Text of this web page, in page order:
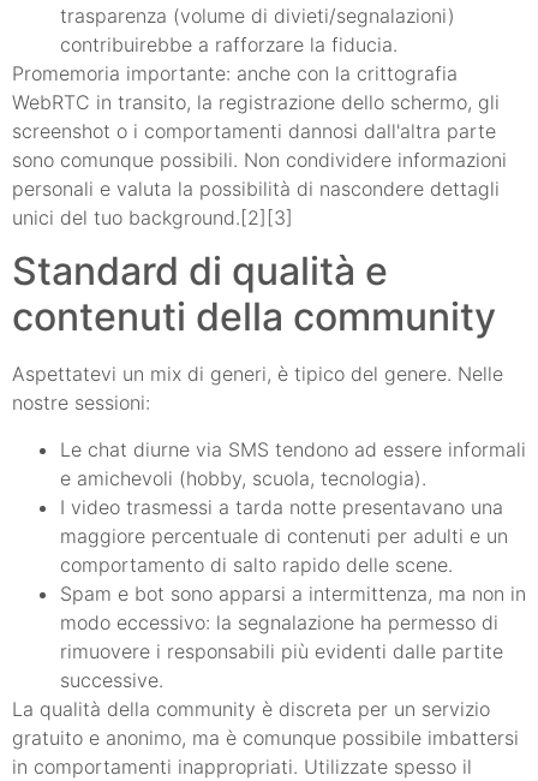
trasparenza (volume di divieti/segnalazioni)
contribuirebbe a rafforzare la fiducia.
Promemoria importante: anche con la crittografia
WebRTC in transito, la registrazione dello schermo, gli
screenshot o i comportamenti dannosi dall'altra parte
sono comunque possibili. Non condividere informazioni
personali e valuta la possibilità di nascondere dettagli
unici del tuo background.[2][3]
Standard di qualità e
contenuti della community
Aspettatevi un mix di generi, è tipico del genere. Nelle
nostre sessioni:
Le chat diurne via SMS tendono ad essere informali
e amichevoli (hobby, scuola, tecnologia).
I video trasmessi a tarda notte presentavano una
maggiore percentuale di contenuti per adulti e un
comportamento di salto rapido delle scene.
Spam e bot sono apparsi a intermittenza, ma non in
modo eccessivo: la segnalazione ha permesso di
rimuovere i responsabili più evidenti dalle partite
successive.
La qualità della community è discreta per un servizio
gratuito e anonimo, ma è comunque possibile imbattersi
in comportamenti inappropriati. Utilizzate spesso il